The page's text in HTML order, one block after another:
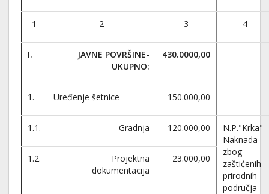
1 2 3 4
I.
JAVNE POVRŠINE-
UKUPNO:
430.0000,00
1. Uređenje šetnice 150.000,00
1.1. Gradnja 120.000,00
N.P."Krka"
Naknada
zbog
zaštićenih
prirodnih
područja
1.2.
Projektna
dokumentacija
23.000,00